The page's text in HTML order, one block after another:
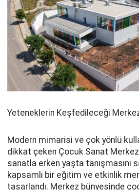
Yeteneklerin Keşfedileceği
Modern mimarisi ve çok yönlü
dikkat çeken Çocuk Sanat
sanatla erken yaşta tanışmasını
kapsamlı bir eğitim ve etkinlik
tasarlandı. Merkez bünyesinde